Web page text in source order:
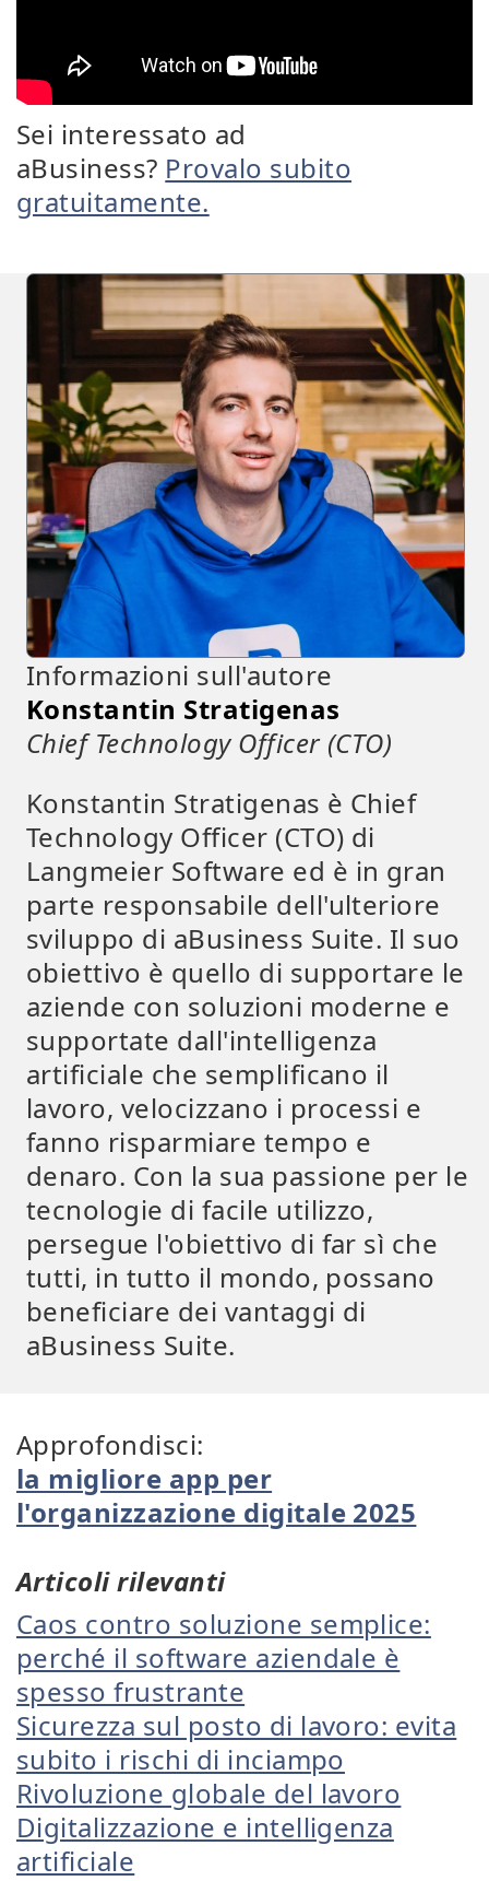
Sei interessato ad
aBusiness? Provalo subito
gratuitamente.
Informazioni sull'autore
Konstantin Stratigenas
Chief Technology Officer (CTO)
Konstantin Stratigenas è Chief
Technology Officer (CTO) di
Langmeier Software ed è in gran
parte responsabile dell'ulteriore
sviluppo di aBusiness Suite. Il suo
obiettivo è quello di supportare le
aziende con soluzioni moderne e
supportate dall'intelligenza
artificiale che semplificano il
lavoro, velocizzano i processi e
fanno risparmiare tempo e
denaro. Con la sua passione per le
tecnologie di facile utilizzo,
persegue l'obiettivo di far sì che
tutti, in tutto il mondo, possano
beneficiare dei vantaggi di
aBusiness Suite.
Approfondisci:
la migliore app per
l'organizzazione digitale 2025
Articoli rilevanti
Caos contro soluzione semplice:
perché il software aziendale è
spesso frustrante
Sicurezza sul posto di lavoro: evita
subito i rischi di inciampo
Rivoluzione globale del lavoro
Digitalizzazione e intelligenza
artificiale